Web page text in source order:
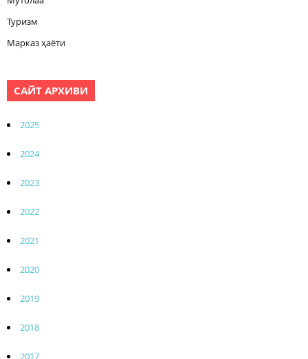
Туризм
Марказ ҳаёти
САЙТ АРХИВИ
2025
2024
2023
2022
2021
2020
2019
2018
2017